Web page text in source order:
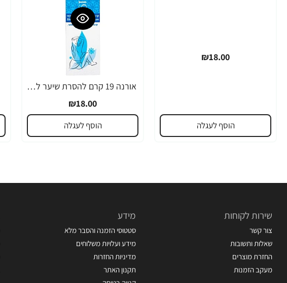
₪18.00
הוסף לעגלה
אורנה 19 קרם להסרת שיער לקו הביקיני 90 מ"ל
₪18.00
הוסף לעגלה
שירות לקוחות
צור קשר
שאלות ותשובות
החזרת מוצרים
מעקב הזמנות
מידע
סטטוסי הזמנה והסבר מלא
מידע ועלויות משלוחים
מדיניות החזרות
תקנון האתר